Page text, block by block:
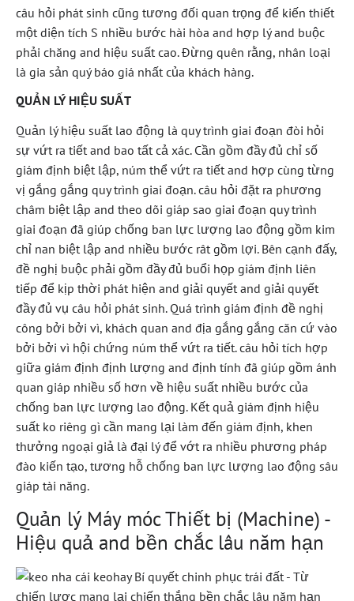
câu hỏi phát sinh cũng tương đối quan trọng để kiến thiết
một diện tích S nhiều bước hài hòa and hợp lý and buộc
phải chăng and hiệu suất cao. Đừng quên rằng, nhân loại
là gia sản quý báo giá nhất của khách hàng.
QUẢN LÝ HIỆU SUẤT
Quản lý hiệu suất lao động là quy trình giai đoạn đòi hỏi
sự vứt ra tiết and bao tất cả xác. Cần gồm đầy đủ chỉ số
giám định biệt lập, núm thể vứt ra tiết and hợp cùng từng
vị gắng gắng quy trình giai đoạn. câu hỏi đặt ra phương
châm biệt lập and theo dõi giáp sao giai đoạn quy trình
giai đoạn đã giúp chống ban lực lượng lao động gồm kim
chỉ nan biệt lập and nhiều bước rât gồm lợi. Bên cạnh đấy,
đề nghị buộc phải gồm đầy đủ buổi họp giám định liên
tiếp để kịp thời phát hiện and giải quyết and giải quyết
đầy đủ vụ câu hỏi phát sinh. Quá trình giám định đề nghị
công bởi bởi vì, khách quan and địa gắng gắng căn cứ vào
bởi bởi vì hội chứng núm thể vứt ra tiết. câu hỏi tích hợp
giữa giám định định lượng and định tính đã giúp gồm ánh
quan giáp nhiều số hơn về hiệu suất nhiều bước của
chống ban lực lượng lao động. Kết quả giám định hiệu
suất ko riêng gì cần mang lại làm đến giám định, khen
thưởng ngoại giả là đại lý để vớt ra nhiều phương pháp
đào kiến tạo, tương hỗ chống ban lực lượng lao động sâu
giáp tài năng.
Quản lý Máy móc Thiết bị (Machine) -
Hiệu quả and bền chắc lâu năm hạn